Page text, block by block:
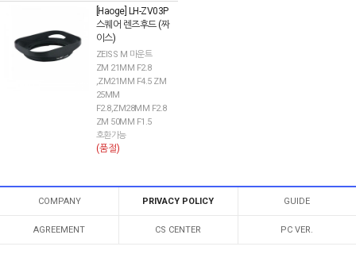
[Haoge] LH-ZV03P
스퀘어 렌즈후드 (짜
이스)
ZEISS M 마운트
ZM 21MM F2.8
,ZM21MM F4.5 ZM
25MM
F2.8,ZM28MM F2.8
ZM 50MM F1.5
호환가능
(품절)
COMPANY PRIVACY POLICY GUIDE
AGREEMENT CS CENTER PC VER.